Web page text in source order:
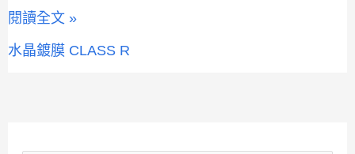
CLASS
R
閱讀全文 »
水晶鍍膜 CLASS R